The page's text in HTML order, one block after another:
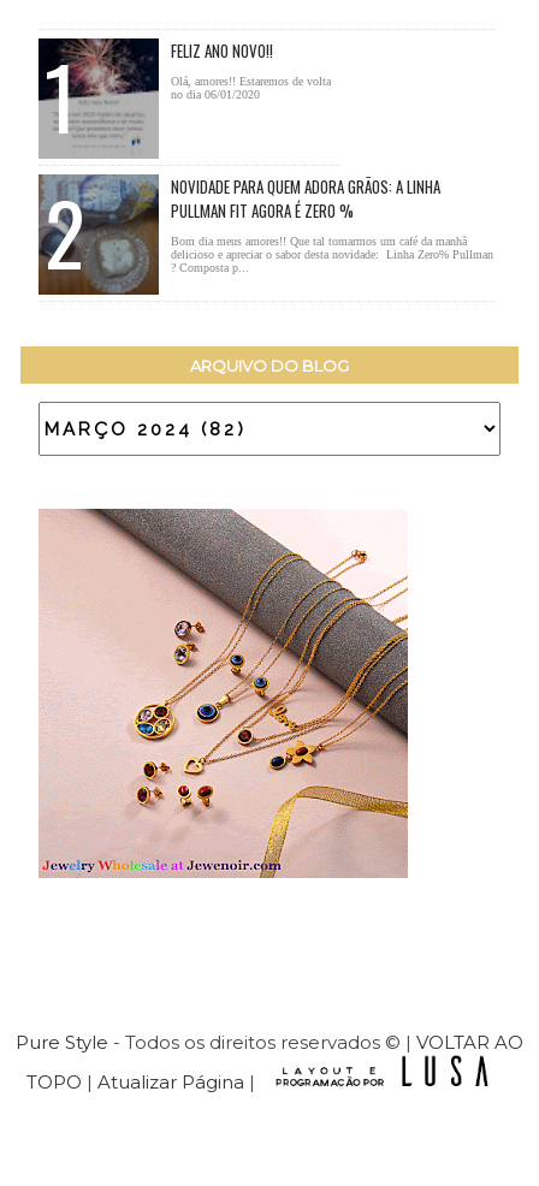
FELIZ ANO NOVO!!
Olá, amores!! Estaremos de volta
no dia 06/01/2020
NOVIDADE PARA QUEM ADORA GRÃOS: A LINHA
PULLMAN FIT AGORA É ZERO %
Bom dia meus amores!! Que tal tomarmos um café da manhã
delicioso e apreciar o sabor desta novidade: Linha Zero% Pullman
? Composta p...
ARQUIVO DO BLOG
Pure Style - Todos os direitos reservados © | VOLTAR AO
TOPO | Atualizar Página |